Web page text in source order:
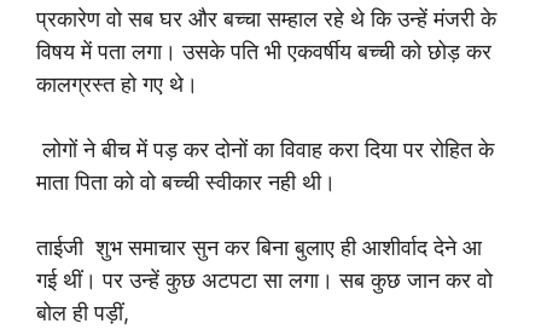
प्रकारेण वो सब घर और बच्चा सम्हाल रहे थे कि उन्हें मंजरी के
विषय में पता लगा। उसके पति भी एकवर्षीय बच्ची को छोड़ कर
कालग्रस्त हो गए थे।
लोगों ने बीच में पड़ कर दोनों का विवाह करा दिया पर रोहित के
माता पिता को वो बच्ची स्वीकार नही थी।
ताईजी शुभ समाचार सुन कर बिना बुलाए ही आशीर्वाद देने आ
गई थीं। पर उन्हें कुछ अटपटा सा लगा। सब कुछ जान कर वो
बोल ही पड़ीं,